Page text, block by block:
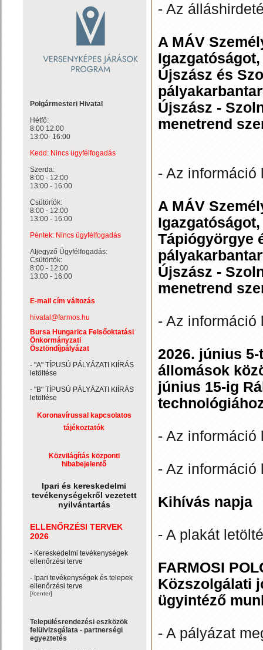
Polgármesteri Hivatal
Hétfő:
8:00 12:00
13:00- 16:00
Kedd: Nincs ügyfélfogadás
Szerda:
8:00 - 12:00
13:00 - 16:00
Csütörtök:
8:00 - 12:00
13:00 - 16:00
Péntek: Nincs ügyfélfogadás
Aljegyző Ügyfélfogadás:
Csütörtök:
8:00 - 12:00
13:00 - 16:00
E-mail cím változás
hivatal@farmos.hu
Bursa Hungarica Felsőoktatási
Önkormányzati
Ösztöndíjpályázat
- "A" TÍPUSÚ PÁLYÁZATI KIÍRÁS
letöltése
- "B" TÍPUSÚ PÁLYÁZATI KIÍRÁS
letöltése
Koronavírussal kapcsolatos
tájékoztatók
Közvilágítás központi
hibabejelentő
Ipari és kereskedelmi
tevékenységekről vezetett
nyilvántartás
ELLENŐRZÉSI TERVEK
2026
- Kereskedelmi tevékenységek
ellenőrzési terve
- Ipari tevékenységek és telepek
ellenőrzési terve
[/center]
Településrendezési eszközök
felülvizsgálata - partnerségi
egyeztetés
- Az
A MÁV
Újszász és
Újszász -
menetrend
- Az információ
A MÁV
Tápiógyörgye
Újszász -
menetrend
- Az információ
2026. június
állomások
június 15-ig
- Az információ
- Az információ
Kihívás napja
- A plakát
FARMOSI
Közszolgálati
ügyintéző
- A pályázat